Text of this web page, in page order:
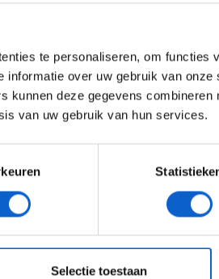
te personaliseren, om functies
informatie over uw gebruik van
kunnen deze gegevens
van uw gebruik van hun services.
Selectie toestaan
Advertentie instellingen
alle alcoholische
alle kansspelenadvertenties (24+)
24 24 JAAR OF
voor meer informatie over